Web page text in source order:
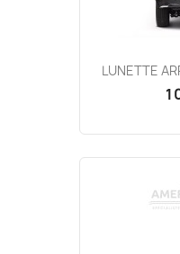
LUNETTE
1